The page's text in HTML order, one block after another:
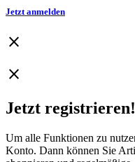
Jetzt anmelden
close
close
Jetzt registrieren!
Um alle Funktionen zu
Konto. Dann können Sie